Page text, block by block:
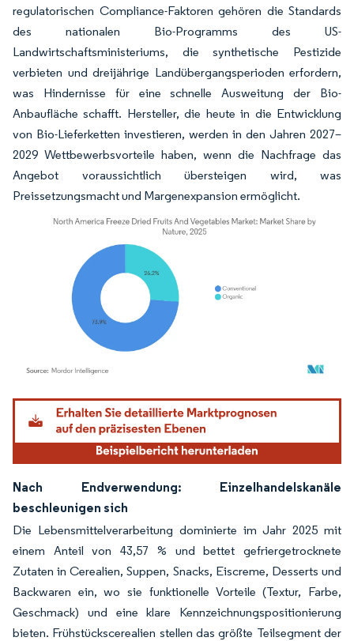
regulatorischen Compliance-Faktoren gehören die Standards
des nationalen Bio-Programms des US-
Landwirtschaftsministeriums, die synthetische Pestizide
verbieten und dreijährige Landübergangsperioden erfordern,
was Hindernisse für eine schnelle Ausweitung der Bio-
Anbaufläche schafft. Hersteller, die heute in die Entwicklung
von Bio-Lieferketten investieren, werden in den Jahren 2027–
2029 Wettbewerbsvorteile haben, wenn die Nachfrage das
Angebot voraussichtlich übersteigen wird, was
Preissetzungsmacht und Margenexpansion ermöglicht.
Bild © Mordor Intelligence. Wiederverwendung erfordert Namensnennung gemäß
Nach Endverwendung: Einzelhandelskanäle
beschleunigen sich
Die Lebensmittelverarbeitung dominierte im Jahr 2025 mit
einem Anteil von 43,57 % und bettet gefriergetrocknete
Zutaten in Cerealien, Suppen, Snacks, Eiscreme, Desserts und
Backwaren ein, wo sie funktionelle Vorteile (Textur, Farbe,
Geschmack) und eine klare Kennzeichnungspositionierung
bieten. Frühstückscerealien stellen das größte Teilsegment der